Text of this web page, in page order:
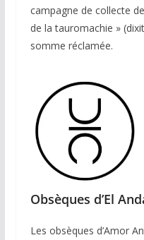
campagne de collecte
de la tauromachie »
somme réclamée.
Obsèques d’El
Les obsèques d’Amor